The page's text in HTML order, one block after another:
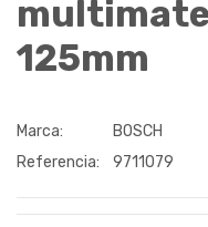
125mm
Marca:
BOSCH
Referencia:
9711079